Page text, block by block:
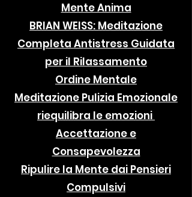
Mente Anima
BRIAN WEISS: Meditazione
Completa Antistress Guidata
per il Rilassamento
Ordine Mentale
Meditazione Pulizia Emozionale
riequilibra le emozioni
Accettazione e
Consapevolezza
Ripulire la Mente dai Pensieri
Compulsivi